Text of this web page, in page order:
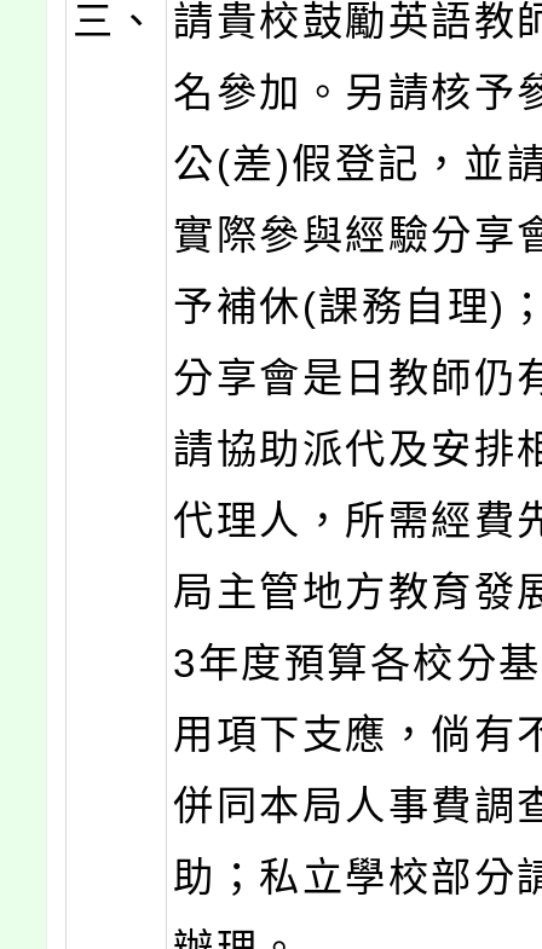
三、
請貴校鼓勵英語教
名參加。另請核予
公(差)假登記，並
實際參與經驗分享
予補休(課務自理)
分享會是日教師仍
請協助派代及安排
代理人，所需經費
局主管地方教育發
3年度預算各校分
用項下支應，倘有
併同本局人事費調
助；私立學校部分